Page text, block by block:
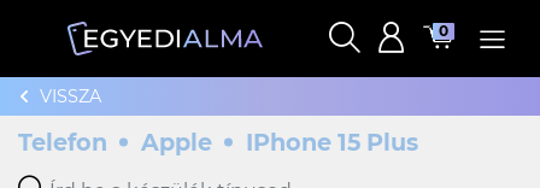
0
VISSZA
Telefon Apple IPhone 15 Plus